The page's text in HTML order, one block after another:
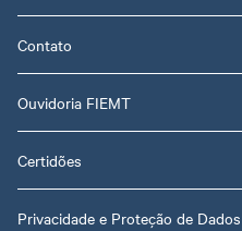
Contato
Ouvidoria FIEMT
Certidões
Privacidade e Proteção de Dados